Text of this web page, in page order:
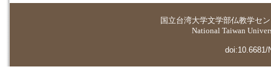
国立台湾大学文学部仏教学セ
National Taiwan
doi:10.6681/